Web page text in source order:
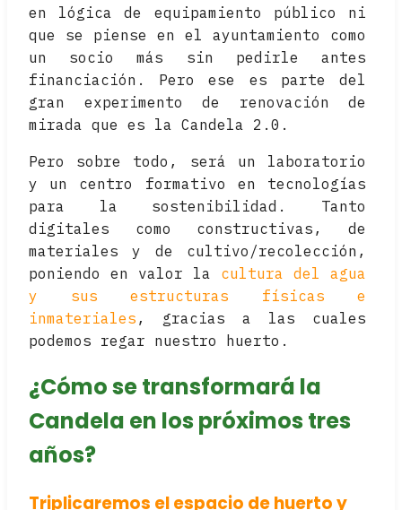
en lógica de equipamiento público ni
que se piense en el ayuntamiento como
un socio más sin pedirle antes
financiación. Pero ese es parte del
gran experimento de renovación de
mirada que es la Candela 2.0.
Pero sobre todo, será un laboratorio
y un centro formativo en tecnologías
para la sostenibilidad. Tanto
digitales como constructivas, de
materiales y de cultivo/recolección,
poniendo en valor la cultura del agua
y sus estructuras físicas e
inmateriales , gracias a las cuales
podemos regar nuestro huerto.
¿Cómo se transformará la
Candela en los próximos tres
años?
Triplicaremos el espacio de huerto y